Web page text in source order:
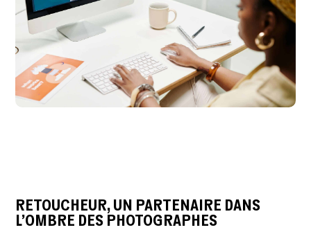
RETOUCHEUR, UN PARTENAIRE DANS
L’OMBRE DES PHOTOGRAPHES